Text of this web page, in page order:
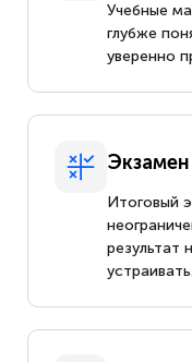
Учебные
глубже
уверенно
Итоговый
результат
устраивать.